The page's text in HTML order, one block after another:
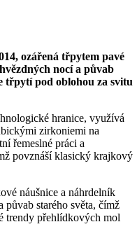
ozářená třpytem pavé
nocí a půvab
třpytí pod oblohou za svitu
hranice, využívá
zirkoniemi na
řemeslné práci a
povznáší klasický krajkový
náušnice a náhrdelník
starého světa, čímž
trendy přehlídkových mol